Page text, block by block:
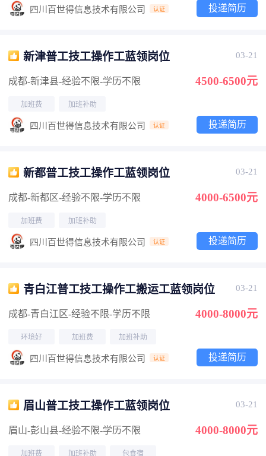
四川百世得信息技术有限公司 认证 投递简历
新津普工技工操作工蓝领岗位 03-21
成都-新津县-经验不限-学历不限 4500-6500元
加班费 加班补助
四川百世得信息技术有限公司 认证 投递简历
新都普工技工操作工蓝领岗位 03-21
成都-新都区-经验不限-学历不限 4000-6500元
加班费 加班补助
四川百世得信息技术有限公司 认证 投递简历
青白江普工技工操作工搬运工蓝领岗位 03-21
成都-青白江区-经验不限-学历不限 4000-8000元
环境好 加班费 加班补助
四川百世得信息技术有限公司 认证 投递简历
眉山普工技工操作工蓝领岗位 03-21
眉山-彭山县-经验不限-学历不限 4000-8000元
加班费 加班补助 包食宿